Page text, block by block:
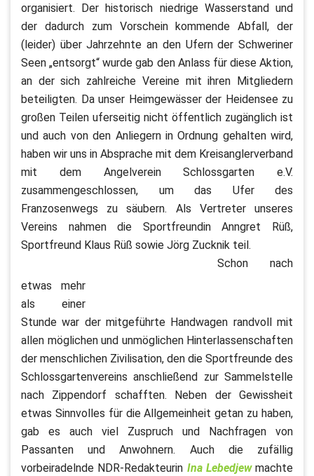
organisiert. Der historisch niedrige Wasserstand und
der dadurch zum Vorschein kommende Abfall, der
(leider) über Jahrzehnte an den Ufern der Schweriner
Seen „entsorgt“ wurde gab den Anlass für diese Aktion,
an der sich zahlreiche Vereine mit ihren Mitgliedern
beteiligten. Da unser Heimgewässer der Heidensee zu
großen Teilen uferseitig nicht öffentlich zugänglich ist
und auch von den Anliegern in Ordnung gehalten wird,
haben wir uns in Absprache mit dem Kreisanglerverband
mit dem Angelverein Schlossgarten e.V.
zusammengeschlossen, um das Ufer des
Franzosenwegs zu säubern. Als Vertreter unseres
Vereins nahmen die Sportfreundin Anngret Rüß,
Sportfreund Klaus Rüß sowie Jörg Zucknik teil.
Schon nach
etwas mehr
als einer
Stunde war der mitgeführte Handwagen randvoll mit
allen möglichen und unmöglichen Hinterlassenschaften
der menschlichen Zivilisation, den die Sportfreunde des
Schlossgartenvereins anschließend zur Sammelstelle
nach Zippendorf schafften. Neben der Gewissheit
etwas Sinnvolles für die Allgemeinheit getan zu haben,
gab es auch viel Zuspruch und Nachfragen von
Passanten und Anwohnern. Auch die zufällig
vorbeiradelnde NDR-Redakteurin Ina Lebedjewmachte